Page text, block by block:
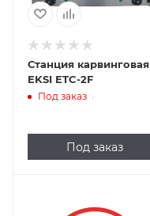
Станция карвинговая
EKSI ETC-2F
Под заказ
Под заказ